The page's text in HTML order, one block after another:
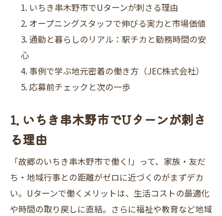
いちき串木野市でUターンが刺さる理由
オープニングスタッフで伸びる実力と市場価値
通勤と暮らしのリアル：駅チカと勤務時間の安
心
事例で学ぶ地元密着の働き方（JEC株式会社）
応募前チェックと次の一歩
1. いちき串木野市でUターンが刺さ
る理由
「故郷のいちき串木野市で働く!」って、家族・友だ
ち・地域行事との距離がゼロに近づくのがまずデカ
い。Uターンで働くメリットは、生活コストの最適化
や時間の取り戻しに直結。さらに福祉や教育など地域